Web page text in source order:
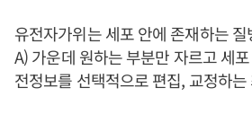
유전자가위는 세포 안에 존재하는
A) 가운데 원하는 부분만 자르고 세
전정보를 선택적으로 편집, 교정하